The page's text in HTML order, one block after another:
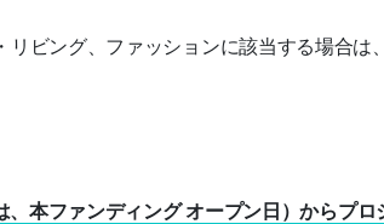
ビング、ファッションに該当する場合は
本ファンディング オープン日）からプ